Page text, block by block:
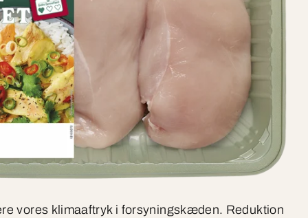
vores klimaaftryk i forsyningskæden. Reduktion